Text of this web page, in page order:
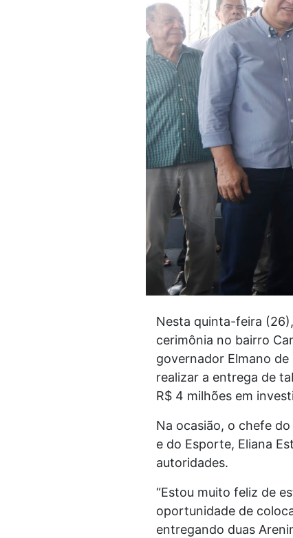
Nesta quinta-feira
cerimônia no bairro
governador Elmano
realizar a entrega de
R$ 4 milhões em
Na ocasião, o chefe
e do Esporte, Eliana
autoridades.
“Estou muito feliz de
oportunidade de
entregando duas